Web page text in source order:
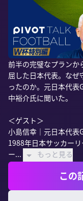
前半の完璧なプランか
屈した日本代表。なぜ
ったのか。元日本代表
中裕介氏に聞いた。
＜ゲスト＞
小島信幸｜元日本代表
1988年日本サッカー
ー...
もっと見る
この